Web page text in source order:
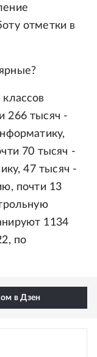
отметки в
266 тысяч -
70 тысяч -
47 тысяч -
почти 13
1134
по
в Дзен